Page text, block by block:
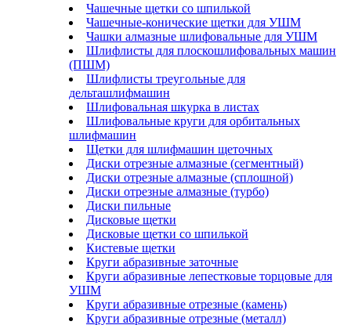
Чашечные щетки со шпилькой
Чашечные-конические щетки для УШМ
Чашки алмазные шлифовальные для УШМ
Шлифлисты для плоскошлифовальных машин
(ПШМ)
Шлифлисты треугольные для
дельташлифмашин
Шлифовальная шкурка в листах
Шлифовальные круги для орбитальных
шлифмашин
Щетки для шлифмашин щеточных
Диски отрезные алмазные (сегментный)
Диски отрезные алмазные (сплошной)
Диски отрезные алмазные (турбо)
Диски пильные
Дисковые щетки
Дисковые щетки со шпилькой
Кистевые щетки
Круги абразивные заточные
Круги абразивные лепестковые торцовые для
УШМ
Круги абразивные отрезные (камень)
Круги абразивные отрезные (металл)